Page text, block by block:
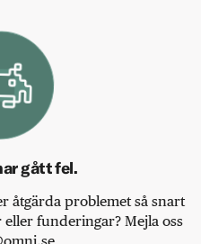
gått fel.
åtgärda problemet så snart
funderingar? Mejla oss